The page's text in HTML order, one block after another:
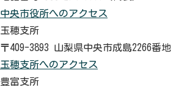
中央市役所へのアクセス
玉穂支所
〒409-3893 山梨県中央市成島2266番地
玉穂支所へのアクセス
豊富支所